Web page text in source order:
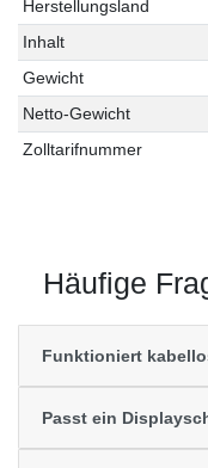
Herstellungsland
Inhalt
Gewicht
Netto-Gewicht
Zolltarifnummer
Häufige
Funktioniert
Passt ein